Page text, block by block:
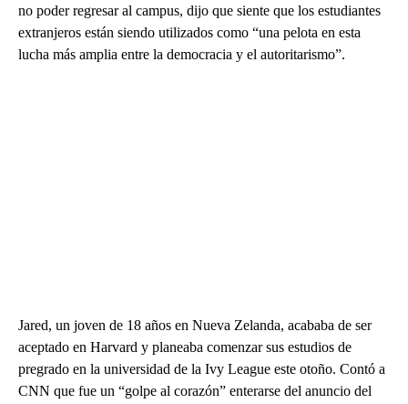
no poder regresar al campus, dijo que siente que los estudiantes
extranjeros están siendo utilizados como “una pelota en esta
lucha más amplia entre la democracia y el autoritarismo”.
Jared, un joven de 18 años en Nueva Zelanda, acababa de ser
aceptado en Harvard y planeaba comenzar sus estudios de
pregrado en la universidad de la Ivy League este otoño. Contó a
CNN que fue un “golpe al corazón” enterarse del anuncio del